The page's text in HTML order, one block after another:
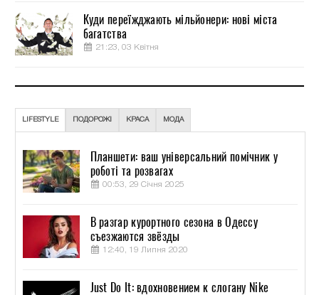
Куди переїжджають мільйонери: нові міста
багатства
21:23, 03 Квітня
LIFESTYLE ПОДОРОЖІ КРАСА МОДА
Планшети: ваш універсальний помічник у
роботі та розвагах
00:53, 29 Січня 2025
В разгар курортного сезона в Одессу
съезжаются звёзды
12:40, 19 Липня 2020
Just Do It: вдохновением к слогану Nike